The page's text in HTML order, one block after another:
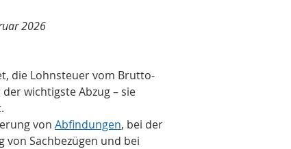
2026
die Lohnsteuer vom Brutto-
wichtigste Abzug – sie
von Abfindungen, bei der
Sachbezügen und bei